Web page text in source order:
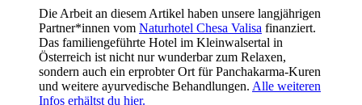
Die Arbeit an diesem Artikel haben unsere langjährigen
Partner*innen vom Naturhotel Chesa Valisa finanziert.
Das familiengeführte Hotel im Kleinwalsertal in
Österreich ist nicht nur wunderbar zum Relaxen,
sondern auch ein erprobter Ort für Panchakarma-Kuren
und weitere ayurvedische Behandlungen. Alle weiteren
Infos erhältst du hier.